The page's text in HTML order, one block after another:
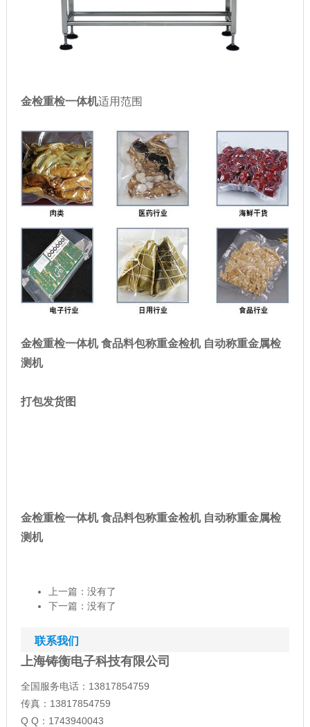
金检重检一体机适用范围
金检重检一体机 食品料包称重金检机 自动称重金属检
测机
打包发货图
金检重检一体机 食品料包称重金检机 自动称重金属检
测机
上一篇：没有了
下一篇：没有了
联系我们
上海铸衡电子科技有限公司
全国服务电话：13817854759
传真：13817854759
Q Q：1743940043